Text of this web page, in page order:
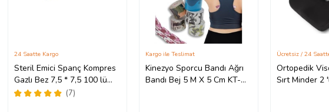
Steril Emici Spanç Kompres
Gazlı Bez 7,5 * 7,5 100 lü
Paket
(7)
24 Saatte Kargo
Kinezyo Sporcu Bandı Ağrı
Bandı Bej 5 M X 5 Cm KT-
Kargo ile Teslimat
Ortopedik
Sırt Minder 2
Ücretsiz / 24